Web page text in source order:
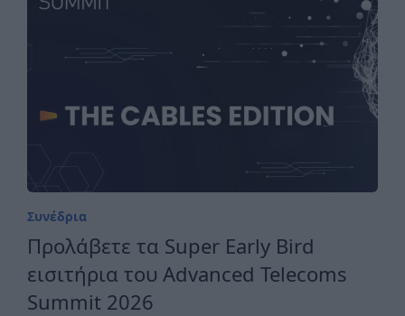
Συνέδρια
Προλάβετε τα Super Early Bird
εισιτήρια του Advanced Telecoms
Summit 2026